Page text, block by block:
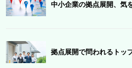
中小企業の拠点展開、気
拠点展開で問われるトッ